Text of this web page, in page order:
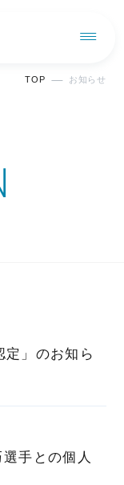
TOP お知らせ
」のお知ら
手との個人